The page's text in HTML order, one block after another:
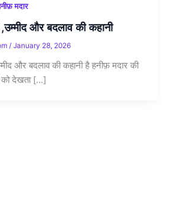
मदार
और बदलाव की कहानी
/January 28, 2026
और बदलाव की कहानी है हनीफ़ मदार की
को देखता […]